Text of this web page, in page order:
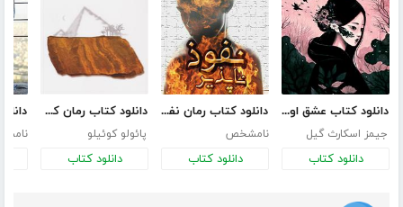
دانلود کتاب عشق اونیونگ
جیمز اسکارث گیل
دانلود کتاب
دانلود کتاب رمان نفوذ ناپذیر
نامشخص
دانلود کتاب
دانلود کتاب رمان کیمیاگر
پائولو کوئیلو
دانلود کتاب